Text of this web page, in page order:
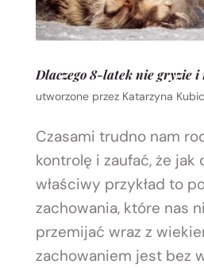
Dlaczego 8-latek nie gryzie i
utworzone przez Katarzyna
Czasami trudno nam
kontrolę i zaufać, że jak
właściwy przykład to
zachowania, które nas
przemijać wraz z
zachowaniem jest bez